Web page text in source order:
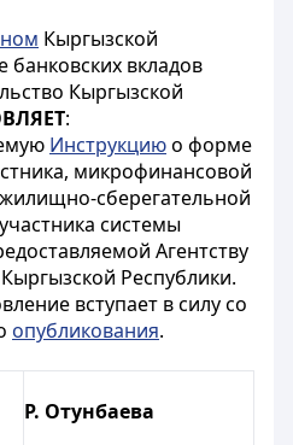
Кыргызской
вкладов
Кыргызской
:
Инструкциюо форме
микрофинансовой
сберегательной
системы
Агентству
Республики.
вступает в силу со
опубликования.
Р. Отунбаева